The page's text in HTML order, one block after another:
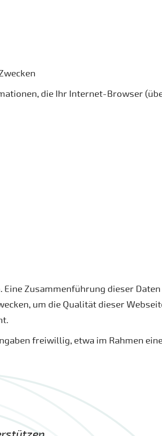
die Ihr Internet-Browser
Zusammenführung dieser
um die Qualität dieser
freiwillig, etwa im Rahmen